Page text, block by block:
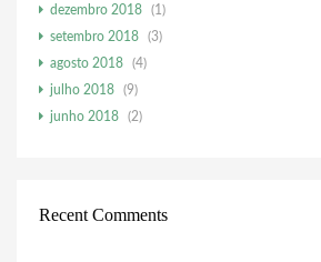
dezembro 2018
(1)
setembro 2018
(3)
agosto 2018
(4)
julho 2018
(9)
junho 2018
(2)
Recent Comments